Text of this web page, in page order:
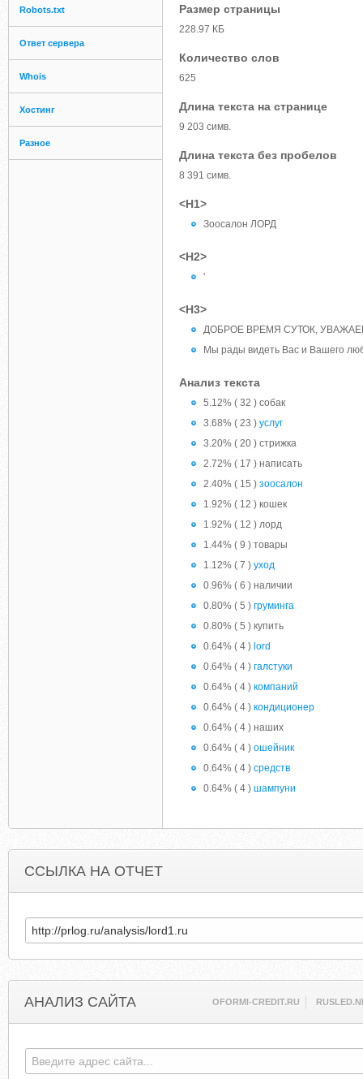
Robots.txt
Ответ сервера
Whois
Хостинг
Разное
Размер страницы
228.97 КБ
Количество слов
625
Длина текста на странице
9 203 симв.
Длина текста без пробелов
8 391 симв.
<H1>
Зоосалон ЛОРД
<H2>
'
<H3>
ДОБРОЕ ВРЕМЯ СУТОК,
Мы рады видеть Вас и Вашего
Анализ текста
5.12% ( 32 ) собак
3.68% ( 23 ) услуг
3.20% ( 20 ) стрижка
2.72% ( 17 ) написать
2.40% ( 15 ) зоосалон
1.92% ( 12 ) кошек
1.92% ( 12 ) лорд
1.44% ( 9 ) товары
1.12% ( 7 ) уход
0.96% ( 6 ) наличии
0.80% ( 5 ) груминга
0.80% ( 5 ) купить
0.64% ( 4 ) lord
0.64% ( 4 ) галстуки
0.64% ( 4 ) компаний
0.64% ( 4 ) кондиционер
0.64% ( 4 ) наших
0.64% ( 4 ) ошейник
0.64% ( 4 ) средств
0.64% ( 4 ) шампуни
ССЫЛКА НА ОТЧЕТ
АНАЛИЗ САЙТА OFORMI-CREDIT.RU